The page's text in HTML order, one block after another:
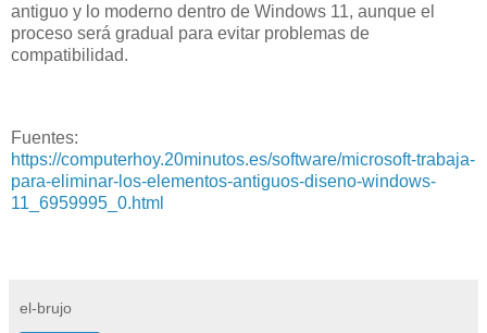
antiguo y lo moderno dentro de Windows 11, aunque el
proceso será gradual para evitar problemas de
compatibilidad.
Fuentes:
https://computerhoy.20minutos.es/software/microsoft-trabaja-
para-eliminar-los-elementos-antiguos-diseno-windows-
11_6959995_0.html
el-brujo